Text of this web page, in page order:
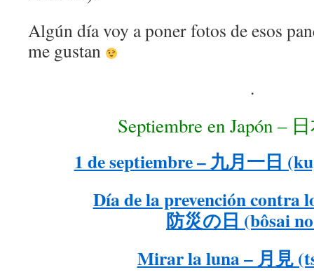
Algún día voy a poner fotos de esos
me gustan
.
Septiembre en Japón –
1 de septiembre – 九月一日
Día de la prevención contra
防災の日 (bôsai
Mirar la luna – 月見